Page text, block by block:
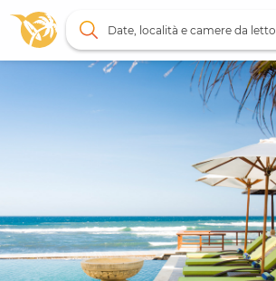
Date, località e camere da letto